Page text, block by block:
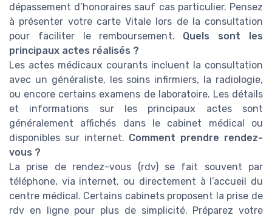
dépassement d’honoraires sauf cas particulier. Pensez
à présenter votre carte Vitale lors de la consultation
pour faciliter le remboursement. Quels sont les
principaux actes réalisés ?
Les actes médicaux courants incluent la consultation
avec un généraliste, les soins infirmiers, la radiologie,
ou encore certains examens de laboratoire. Les détails
et informations sur les principaux actes sont
généralement affichés dans le cabinet médical ou
disponibles sur internet. Comment prendre rendez-
vous ?
La prise de rendez-vous (rdv) se fait souvent par
téléphone, via internet, ou directement à l’accueil du
centre médical. Certains cabinets proposent la prise de
rdv en ligne pour plus de simplicité. Préparez votre